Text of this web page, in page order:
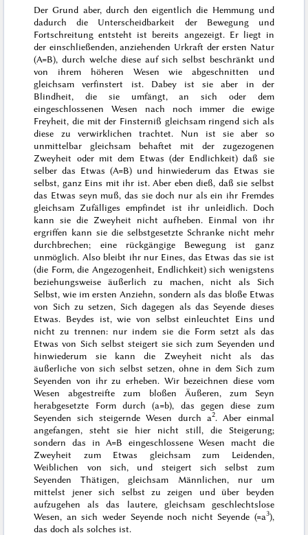
Der Grund aber, durch den eigentlich die Hemmung und
dadurch die Unterscheidbarkeit der Bewegung und
Fortschreitung entsteht ist bereits angezeigt. Er liegt in
der einschließenden, anziehenden Urkraft der ersten Natur
(A=B), durch welche diese auf sich selbst beschränkt und
von ihrem höheren Wesen wie abgeschnitten und
gleichsam verfinstert ist. Dabey ist sie aber in der
Blindheit, die sie umfängt, an sich oder dem
eingeschlossenen Wesen nach noch immer die ewige
Freyheit, die mit der Finsterniß gleichsam ringend sich als
diese zu verwirklichen trachtet. Nun ist sie aber so
unmittelbar gleichsam behaftet mit der zugezogenen
Zweyheit oder mit dem Etwas (der Endlichkeit) daß sie
selber das Etwas (A=B) und hinwiederum das Etwas sie
selbst, ganz Eins mit ihr ist. Aber eben dieß, daß sie selbst
das Etwas seyn muß, das sie doch nur als ein ihr Fremdes
gleichsam Zufälliges empfindet ist ihr unleidlich. Doch
kann sie die Zweyheit nicht aufheben. Einmal von ihr
ergriffen kann sie die selbstgesetzte Schranke nicht mehr
durchbrechen; eine rückgängige Bewegung ist ganz
unmöglich. Also bleibt ihr nur Eines, das Etwas das sie ist
(die Form, die Angezogenheit, Endlichkeit) sich wenigstens
beziehungsweise äußerlich zu machen, nicht als Sich
Selbst, wie im ersten Anziehn, sondern als das bloße Etwas
von Sich zu setzen, Sich dagegen als das Seyende dieses
Etwas. Beydes ist, wie von selbst einleuchtet Eins und
nicht zu trennen: nur indem sie die Form setzt als das
Etwas von Sich selbst steigert sie sich zum Seyenden und
hinwiederum sie kann die Zweyheit nicht als das
äußerliche von sich selbst setzen, ohne in dem Sich zum
Seyenden von ihr zu erheben. Wir bezeichnen diese vom
Wesen abgestreifte zum bloßen Äußeren, zum Seyn
herabgesetzte Form durch (a=b), das gegen diese zum
Seyenden sich steigernde Wesen durch a2. Aber einmal
angefangen, steht sie hier nicht still, die Steigerung;
sondern das in A=B eingeschlossene Wesen macht die
Zweyheit zum Etwas gleichsam zum Leidenden,
Weiblichen von sich, und steigert sich selbst zum
Seyenden Thätigen, gleichsam Männlichen, nur um
mittelst jener sich selbst zu zeigen und über beyden
aufzugehen als das lautere, gleichsam geschlechtslose
Wesen, an sich weder Seyende noch nicht Seyende (=a3),
das doch als solches ist.